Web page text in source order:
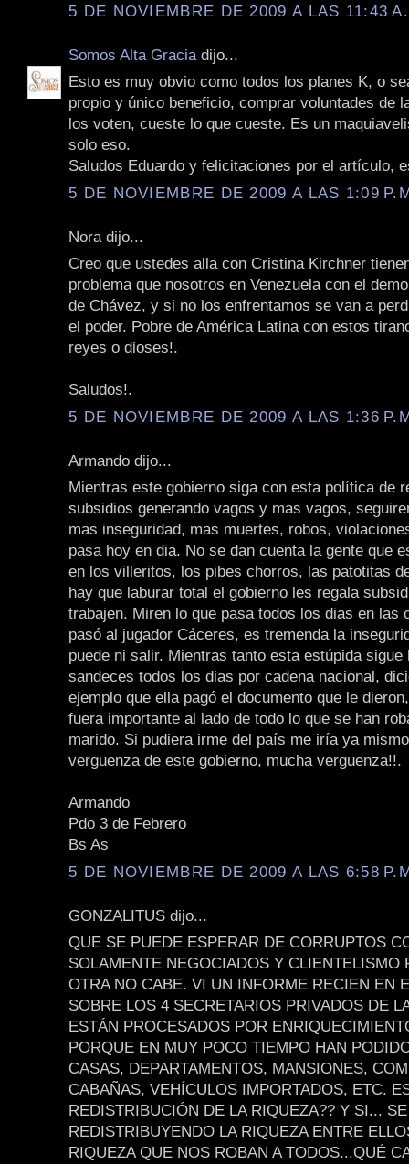
5 DE NOVIEMBRE DE 2009 A LAS 11:43
Somos Alta Gracia dijo...
Esto es muy obvio como todos los planes K, o
propio y único beneficio, comprar voluntades de
los voten, cueste lo que cueste. Es un
solo eso.
Saludos Eduardo y felicitaciones por el artículo,
5 DE NOVIEMBRE DE 2009 A LAS 1:09
Nora dijo...
Creo que ustedes alla con Cristina Kirchner
problema que nosotros en Venezuela con el
de Chávez, y si no los enfrentamos se van a
el poder. Pobre de América Latina con estos
reyes o dioses!.
Saludos!.
5 DE NOVIEMBRE DE 2009 A LAS 1:36
Armando dijo...
Mientras este gobierno siga con esta política de
subsidios generando vagos y mas vagos,
mas inseguridad, mas muertes, robos,
pasa hoy en dia. No se dan cuenta la gente que
en los villeritos, los pibes chorros, las patotitas
hay que laburar total el gobierno les regala
trabajen. Miren lo que pasa todos los dias en las
pasó al jugador Cáceres, es tremenda la
puede ni salir. Mientras tanto esta estúpida sigue
sandeces todos los dias por cadena nacional,
ejemplo que ella pagó el documento que le
fuera importante al lado de todo lo que se han
marido. Si pudiera irme del país me iría ya
verguenza de este gobierno, mucha verguenza!!.
Armando
Pdo 3 de Febrero
Bs As
5 DE NOVIEMBRE DE 2009 A LAS 6:58
GONZALITUS dijo...
QUE SE PUEDE ESPERAR DE CORRUPTOS
SOLAMENTE NEGOCIADOS Y CLIENTELISMO
OTRA NO CABE. VI UN INFORME RECIEN EN
SOBRE LOS 4 SECRETARIOS PRIVADOS DE
ESTÁN PROCESADOS POR
PORQUE EN MUY POCO TIEMPO HAN
CASAS, DEPARTAMENTOS, MANSIONES,
CABAÑAS, VEHÍCULOS IMPORTADOS, ETC.
REDISTRIBUCIÓN DE LA RIQUEZA?? Y SI...
REDISTRIBUYENDO LA RIQUEZA ENTRE
RIQUEZA QUE NOS ROBAN A TODOS...QUÉ